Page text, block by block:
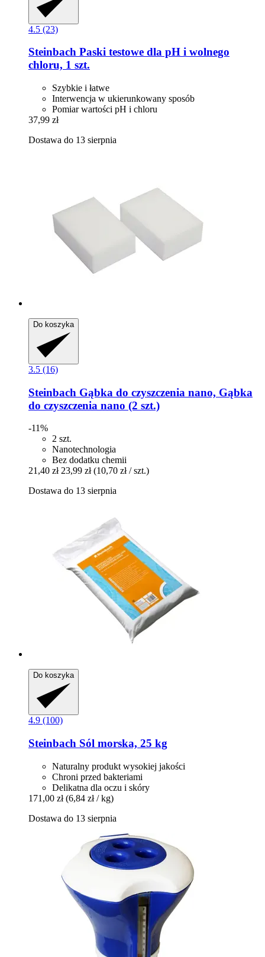
4.5 (23)
Steinbach Paski testowe dla pH i wolnego
chloru, 1 szt.
Szybkie i łatwe
Interwencja w ukierunkowany sposób
Pomiar wartości pH i chloru
37,99 zł
Dostawa do 13 sierpnia
Do koszyka
3.5 (16)
Steinbach Gąbka do czyszczenia nano, Gąbka
do czyszczenia nano (2 szt.)
-11%
2 szt.
Nanotechnologia
Bez dodatku chemii
21,40 zł 23,99 zł (10,70 zł / szt.)
Dostawa do 13 sierpnia
Do koszyka
4.9 (100)
Steinbach Sól morska, 25 kg
Naturalny produkt wysokiej jakości
Chroni przed bakteriami
Delikatna dla oczu i skóry
171,00 zł (6,84 zł / kg)
Dostawa do 13 sierpnia